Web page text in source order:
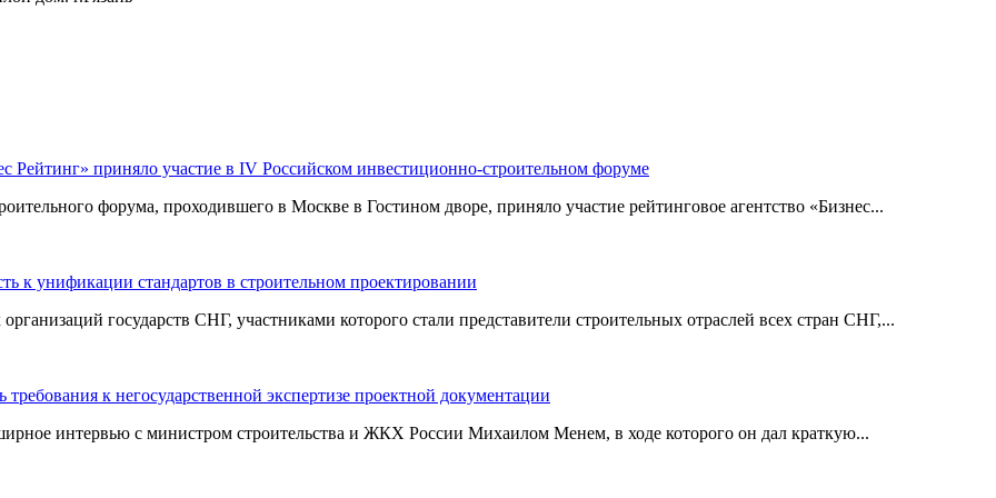
Рейтинг» приняло участие в IV Российском инвестиционно-строительном форуме
форума, проходившего в Москве в Гостином дворе, приняло участие рейтинговое агентство «Бизнес...
к унификации стандартов в строительном проектировании
государств СНГ, участниками которого стали представители строительных отраслей всех стран СНГ,...
к негосударственной экспертизе проектной документации
интервью с министром строительства и ЖКХ России Михаилом Менем, в ходе которого он дал краткую...